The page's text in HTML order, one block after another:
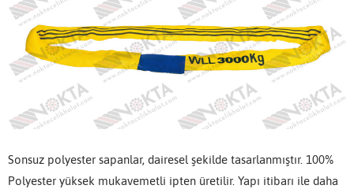
Sonsuz polyester sapanlar, dairesel şekilde tasarlanmıştır. 100%
Polyester yüksek mukavemetli ipten üretilir. Yapı itibarı ile daha